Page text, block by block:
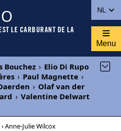
NL
LE CARBURANT DE LA
Menu
Bouchez › Elio Di Rupo
› Paul Magnette ›
› Olaf van der
› Valentine Delwart
› Anne-Julie Wilcox